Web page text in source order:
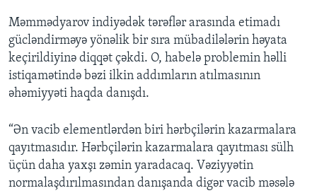
Məmmədyarov indiyədək tərəflər arasında etimadı
gücləndirməyə yönəlik bir sıra mübadilələrin həyata
keçirildiyinə diqqət çəkdi. O, habelə problemin həlli
istiqamətində bəzi ilkin addımların atılmasının
əhəmiyyəti haqda danışdı.
“Ən vacib elementlərdən biri hərbçilərin kazarmalara
qayıtmasıdır. Hərbçilərin kazarmalara qayıtması sülh
üçün daha yaxşı zəmin yaradacaq. Vəziyyətin
normalaşdırılmasından danışanda digər vacib məsələ